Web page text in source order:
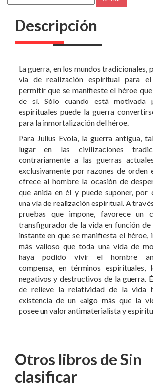
Descripción
vía de realización espiritual para el
permitir que se manifieste el héroe
de sí. Sólo cuando está motivada
espirituales puede la guerra
para la inmortalización del héroe.
Para Julius Evola, la guerra antigua,
lugar en las civilizaciones
contrariamente a las guerras
exclusivamente por razones de orden
ofrece al hombre la ocasión de
que anida en él y puede suponer, por
una vía de realización espiritual. A través
pruebas que impone, favorece un
transfigurador de la vida en función de
instante en que se manifiesta el héroe,
más valioso que toda una vida de
haya podido vivir el hombre
compensa, en términos espirituales,
negativos y destructivos de la guerra.
de relieve la relatividad de la vida
existencia de un «algo más que la
posee un valor antimaterialista y
clasificar